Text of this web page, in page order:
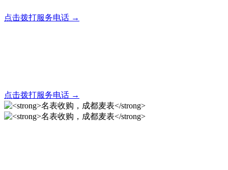
点击拨打服务电话 →
点击拨打服务电话 →